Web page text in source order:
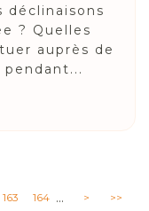
déclinaisons
? Quelles
auprès de
163 164 ... > >>